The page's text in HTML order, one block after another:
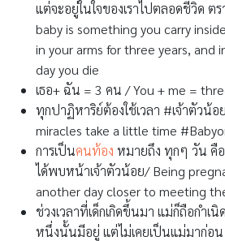
แต่จะอยู่ในใจของเราไปตลอดชีวิด
baby is something you carry
in your arms for three years, and
day you die
เธอ+ ฉัน = 3 คน / You + me =
ทุกปาฏิหาริย์ต้องใช้เวลา #เจ้าตัวน้อ
miracles take a little time
การเป็นคนท้อง หมายถึง ทุกๆ วัน คื
ได้พบหน้าเจ้าตัวน้อย/ Being
another day closer to meeting
ช่วงเวลาที่เด็กเกิดขึ้นมา แม่ก็ถือกำ
หนึ่งนั้นมีอยู่ แต่ไม่เคยเป็นแม่มาก่อน